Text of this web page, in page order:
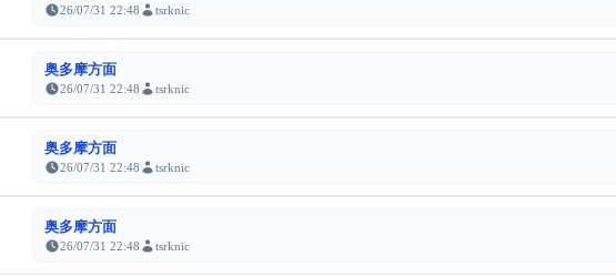
26/07/31 22:48 tsrknic
奥多摩方面
26/07/31 22:48 tsrknic
奥多摩方面
26/07/31 22:48 tsrknic
奥多摩方面
26/07/31 22:48 tsrknic